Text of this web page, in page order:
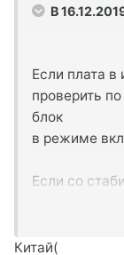
В
Если плата
проверить
блок
в режиме
Если со
на самом
Китай(